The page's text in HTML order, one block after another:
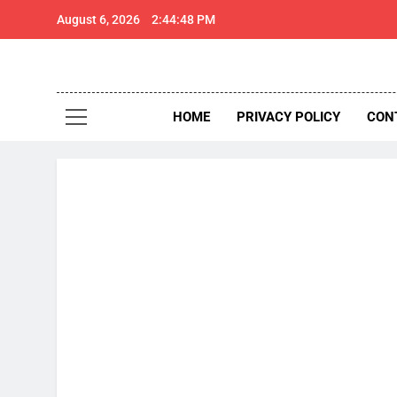
August 6, 2026 2:44:49 PM
Thar
HOME PRIVACY POLICY